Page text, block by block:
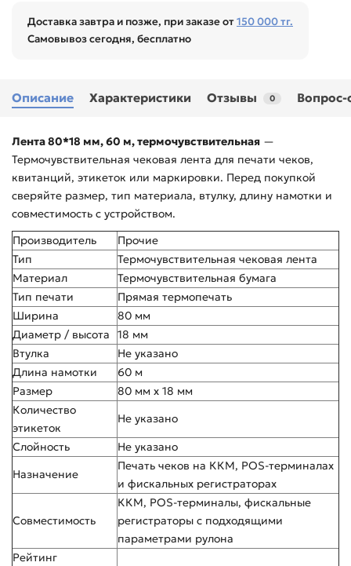
Доставка завтра и позже, при заказе от150 000 тг.
Самовывоз сегодня, бесплатно
Описание Характеристики Отзывы 0 Вопрос-
Лента 80*18 мм, 60 м, термочувствительная —
Термочувствительная чековая лента для печати чеков,
квитанций, этикеток или маркировки. Перед покупкой
сверяйте размер, тип материала, втулку, длину намотки и
совместимость с устройством.
Производитель
Прочие
Тип
Термочувствительная чековая лента
Материал
Термочувствительная бумага
Тип печати
Прямая термопечать
Ширина
80 мм
Диаметр / высота
18 мм
Втулка
Не указано
Длина намотки
60 м
Размер
80 мм x 18 мм
Количество
этикеток
Не указано
Слойность
Не указано
Назначение
Печать чеков на ККМ, POS-терминалах
и фискальных регистраторах
Совместимость
ККМ, POS-терминалы, фискальные
регистраторы с подходящими
параметрами рулона
Рейтинг